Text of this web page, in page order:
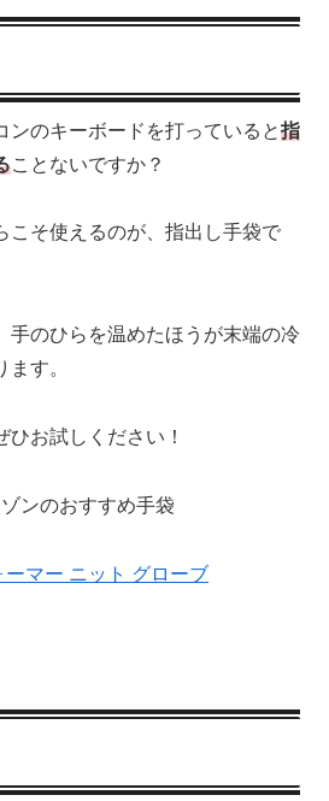
ンのキーボードを打っていると指
ことないですか？
こそ使えるのが、指出し手袋で
手のひらを温めたほうが末端の冷
す。
お試しください！
ンのおすすめ手袋
ーマー ニット グローブ